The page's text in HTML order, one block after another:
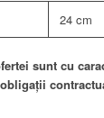
24 cm
sunt cu